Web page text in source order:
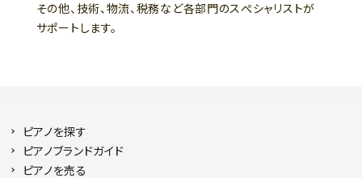
その他、技術、物流、税務など各部門のスぺシャリストが
サポートします。
ピアノを探す
ピアノブランドガイド
ピアノを売る